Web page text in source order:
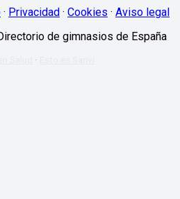
· Privacidad · Cookies · Aviso legal
de gimnasios de España
·